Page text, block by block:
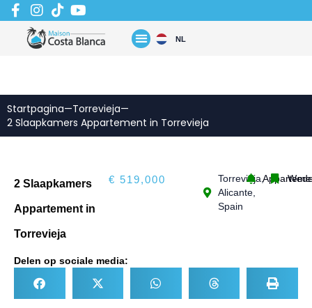
Zum
Inhalt
springen
NL
Startpagina—Torrevieja—
2 Slaapkamers Appartement in Torrevieja
2 Slaapkamers
Appartement in
Torrevieja
€ 519,000
Torrevieja,
Alicante,
Spain
Delen op sociale media: